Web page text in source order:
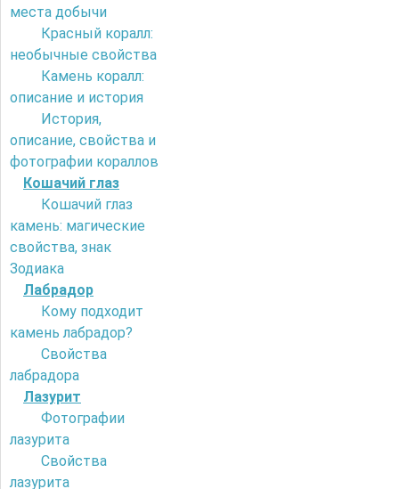
места добычи
Красный коралл:
необычные свойства
Камень коралл:
описание и история
История,
описание, свойства и
фотографии кораллов
Кошачий глаз
Кошачий глаз
камень: магические
свойства, знак
Зодиака
Лабрадор
Кому подходит
камень лабрадор?
Свойства
лабрадора
Лазурит
Фотографии
лазурита
Свойства
лазурита